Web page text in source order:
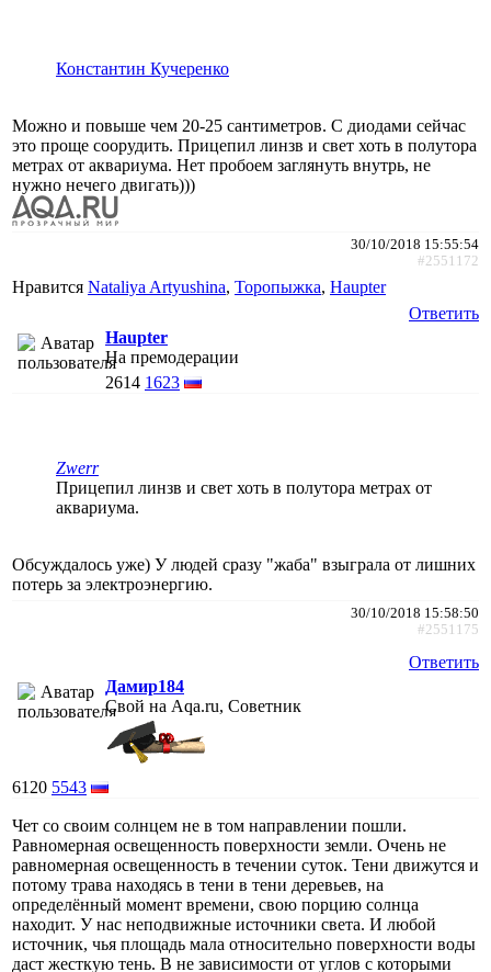
Константин Кучеренко
Можно и повыше чем 20-25 сантиметров. С диодами сейчас
это проще соорудить. Прицепил линзв и свет хоть в полутора
метрах от аквариума. Нет пробоем заглянуть внутрь, не
нужно нечего двигать)))
30/10/2018 15:55:54
#2551172
Нравится Nataliya Artyushina, Торопыжка, Haupter
Ответить
Haupter
На премодерации
2614 1623
Zwerr
Прицепил линзв и свет хоть в полутора метрах от
аквариума.
Обсуждалось уже) У людей сразу "жаба" взыграла от лишних
потерь за электроэнергию.
30/10/2018 15:58:50
#2551175
Ответить
Дамир184
Свой на Aqa.ru, Советник
6120 5543
Чет со своим солнцем не в том направлении пошли.
Равномерная освещенность поверхности земли. Очень не
равномерная освещенность в течении суток. Тени движутся и
потому трава находясь в тени в тени деревьев, на
определённый момент времени, свою порцию солнца
находит. У нас неподвижные источники света. И любой
источник, чья площадь мала относительно поверхности воды
даст жесткую тень. В не зависимости от углов с которыми